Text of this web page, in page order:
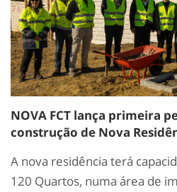
NOVA FCT lança primeira
construção de Nova
A nova residência terá
120 Quartos, numa área de